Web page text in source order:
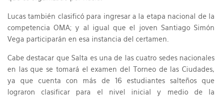
Lucas también clasificó para ingresar a la etapa nacional de la
competencia OMA; y al igual que el joven Santiago Simón
Vega participarán en esa instancia del certamen.
Cabe destacar que Salta es una de las cuatro sedes nacionales
en las que se tomará el examen del Torneo de las Ciudades,
ya que cuenta con más de 16 estudiantes salteños que
lograron clasificar para el nivel inicial y medio de la